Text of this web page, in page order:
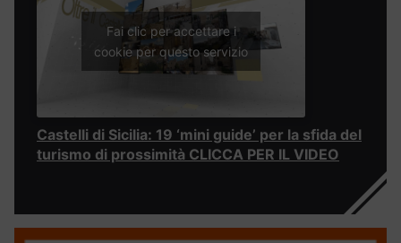
Fai clic per accettare i
cookie per questo servizio
Castelli di Sicilia: 19 ‘mini guide’ per la sfida del
turismo di prossimità CLICCA PER IL VIDEO